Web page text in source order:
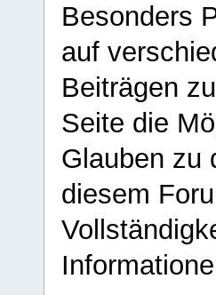
Besonders
auf
Beiträgen
Seite die
Glauben zu
diesem